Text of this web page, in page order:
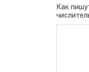
Как